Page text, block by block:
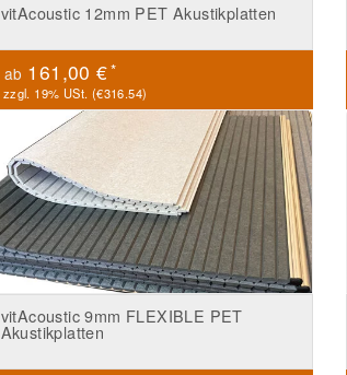
vitAcoustic 12mm PET Akustikplatten
ab 161,00 €*
zzgl. 19% USt. (€316.54)
vitAcoustic 9mm FLEXIBLE PET
Akustikplatten